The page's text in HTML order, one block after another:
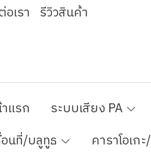
เรา รีวิวสินค้า
แรก ระบบเสียง PA
อนที่/บลูทูธ
คาราโอเก